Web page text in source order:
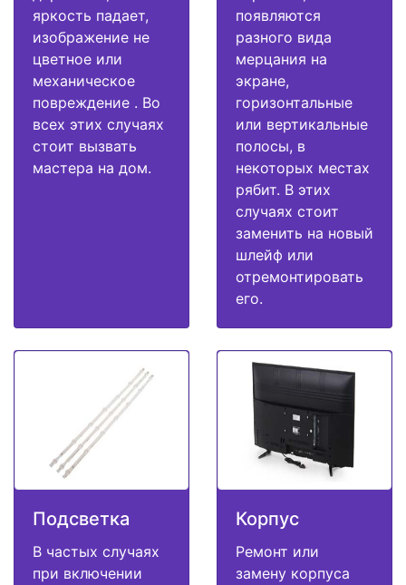
яркость падает,
изображение не
цветное или
механическое
повреждение . Во
всех этих случаях
стоит вызвать
мастера на дом.
появляются
разного вида
мерцания на
экране,
горизонтальные
или вертикальные
полосы, в
некоторых местах
рябит. В этих
случаях стоит
заменить на новый
шлейф или
отремонтировать
его.
Подсветка
В частых случаях
при включении
Корпус
Ремонт или
замену корпуса